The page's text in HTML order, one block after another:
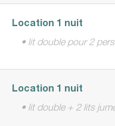
Location 1 nuit
• lit double pour 2
Location 1 nuit
• lit double + 2 lits